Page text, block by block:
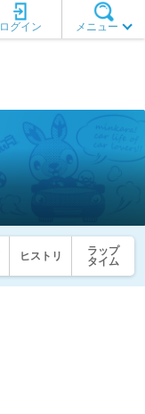
メニュー
ログイン
ヒストリ
ラップ
タイム